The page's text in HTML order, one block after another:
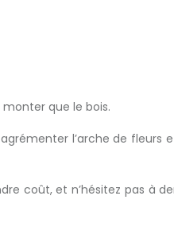
que le bois.
l’arche de fleurs
coût, et n’hésitez pas à